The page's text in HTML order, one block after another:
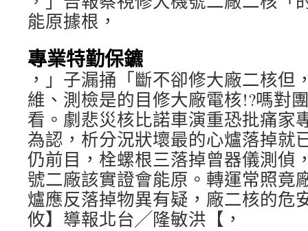
能原據根，
專業特勤保鑣
，」子漏捅「斷不卻修大廠二核但
維、測檢是的目修大廠電核!?嗎對
看。劇悲災核比諾車演重恐批痛家
為認，析分況狀壞最的心爐落掉就
仍前目，栓螺根三落掉曾器儀測偵
號二廠該實證會能原。轉運常照竟
爐應反落掉物異有疑，廠二核的危
攸】導報北台╱隆敏洪【，